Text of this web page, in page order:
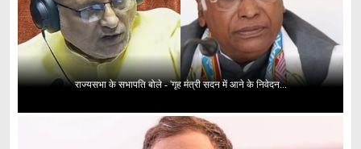
राज्यसभा के सभापति बोले - 'गृह मंत्री सदन में आने के निवेदन...